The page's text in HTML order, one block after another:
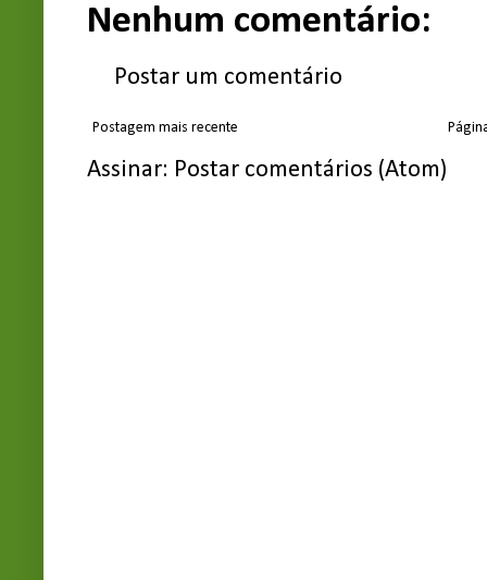
Nenhum comentário:
Postar um comentário
Postagem mais recente
Assinar: Postar comentários (Atom)